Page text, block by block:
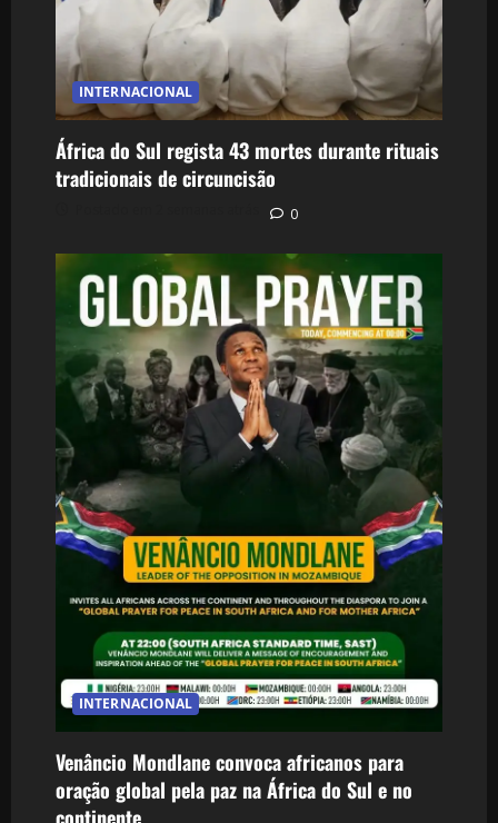
INTERNACIONAL
África do Sul regista 43 mortes durante rituais
tradicionais de circuncisão
0
INTERNACIONAL
Venâncio Mondlane convoca africanos para
oração global pela paz na África do Sul e no